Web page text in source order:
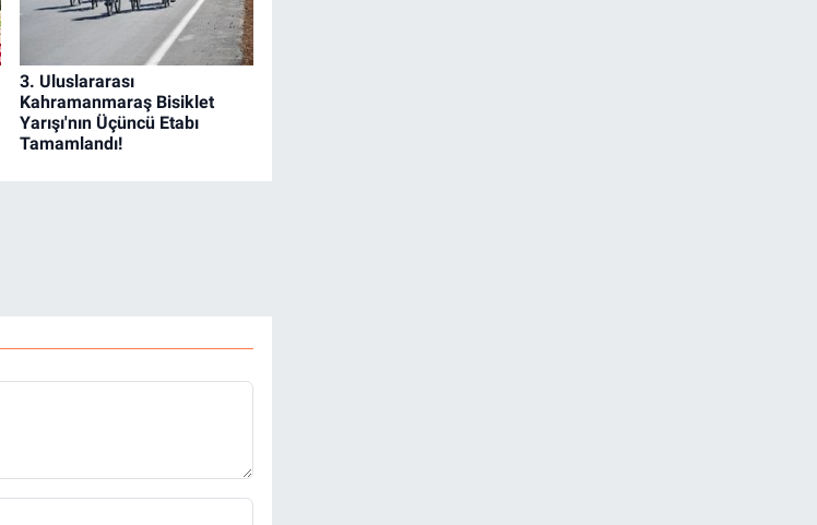
3. Uluslararası
Kahramanmaraş Bisiklet
Yarışı'nın Üçüncü Etabı
Tamamlandı!